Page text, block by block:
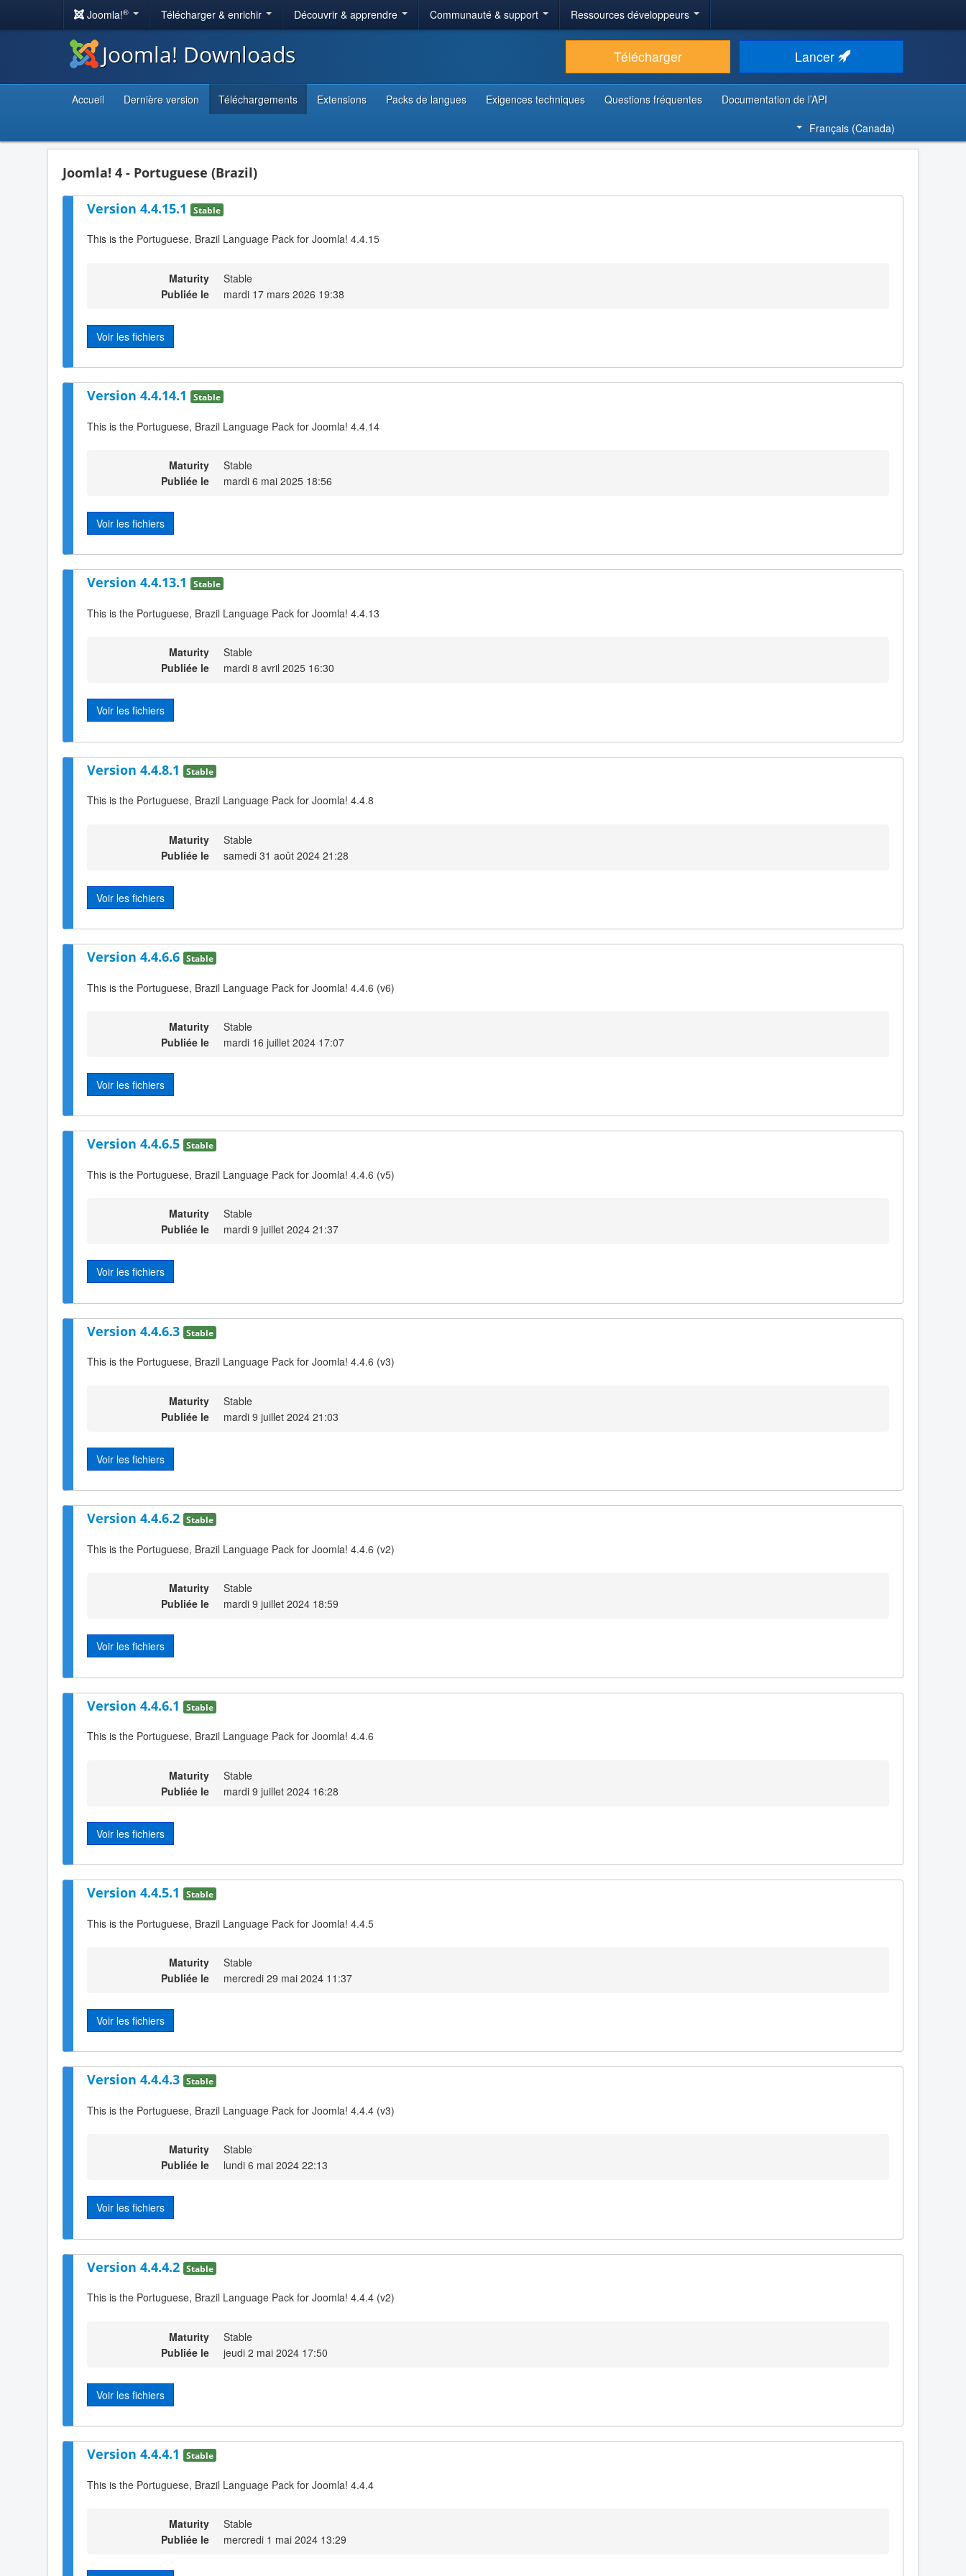
Joomla!® Télécharger & enrichir Découvrir & apprendre Communauté & support Ressources développeurs
Joomla! Downloads Télécharger Lancer
Accueil Dernière version Téléchargements Extensions Packs de langues Exigences techniques Questions fréquentes
Documentation de l’API
Français (Canada)
Joomla! 4 - Portuguese (Brazil)
Version 4.4.15.1 Stable
This is the Portuguese, Brazil Language Pack for Joomla! 4.4.15
Maturity
Stable
Publiée le
mardi 17 mars 2026 19:38
Voir les fichiers
Version 4.4.14.1 Stable
This is the Portuguese, Brazil Language Pack for Joomla! 4.4.14
Maturity
Stable
Publiée le
mardi 6 mai 2025 18:56
Voir les fichiers
Version 4.4.13.1 Stable
This is the Portuguese, Brazil Language Pack for Joomla! 4.4.13
Maturity
Stable
Publiée le
mardi 8 avril 2025 16:30
Voir les fichiers
Version 4.4.8.1 Stable
This is the Portuguese, Brazil Language Pack for Joomla! 4.4.8
Maturity
Stable
Publiée le
samedi 31 août 2024 21:28
Voir les fichiers
Version 4.4.6.6 Stable
This is the Portuguese, Brazil Language Pack for Joomla! 4.4.6 (v6)
Maturity
Stable
Publiée le
mardi 16 juillet 2024 17:07
Voir les fichiers
Version 4.4.6.5 Stable
This is the Portuguese, Brazil Language Pack for Joomla! 4.4.6 (v5)
Maturity
Stable
Publiée le
mardi 9 juillet 2024 21:37
Voir les fichiers
Version 4.4.6.3 Stable
This is the Portuguese, Brazil Language Pack for Joomla! 4.4.6 (v3)
Maturity
Stable
Publiée le
mardi 9 juillet 2024 21:03
Voir les fichiers
Version 4.4.6.2 Stable
This is the Portuguese, Brazil Language Pack for Joomla! 4.4.6 (v2)
Maturity
Stable
Publiée le
mardi 9 juillet 2024 18:59
Voir les fichiers
Version 4.4.6.1 Stable
This is the Portuguese, Brazil Language Pack for Joomla! 4.4.6
Maturity
Stable
Publiée le
mardi 9 juillet 2024 16:28
Voir les fichiers
Version 4.4.5.1 Stable
This is the Portuguese, Brazil Language Pack for Joomla! 4.4.5
Maturity
Stable
Publiée le
mercredi 29 mai 2024 11:37
Voir les fichiers
Version 4.4.4.3 Stable
This is the Portuguese, Brazil Language Pack for Joomla! 4.4.4 (v3)
Maturity
Stable
Publiée le
lundi 6 mai 2024 22:13
Voir les fichiers
Version 4.4.4.2 Stable
This is the Portuguese, Brazil Language Pack for Joomla! 4.4.4 (v2)
Maturity
Stable
Publiée le
jeudi 2 mai 2024 17:50
Voir les fichiers
Version 4.4.4.1 Stable
This is the Portuguese, Brazil Language Pack for Joomla! 4.4.4
Maturity
Stable
Publiée le
mercredi 1 mai 2024 13:29